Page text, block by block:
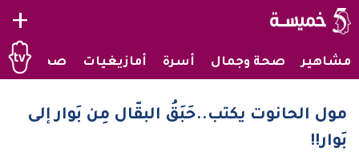
+
مشاهير صحة وجمال أسرة أمازيغيات صحراويات
مول الحانوت يكتب..حَبَقُ البقّال مِن بَوار إلى
بَوار!!